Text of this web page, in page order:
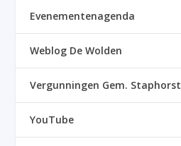
Evenementenagenda
Weblog De Wolden
Vergunningen Gem. Staphorst
YouTube